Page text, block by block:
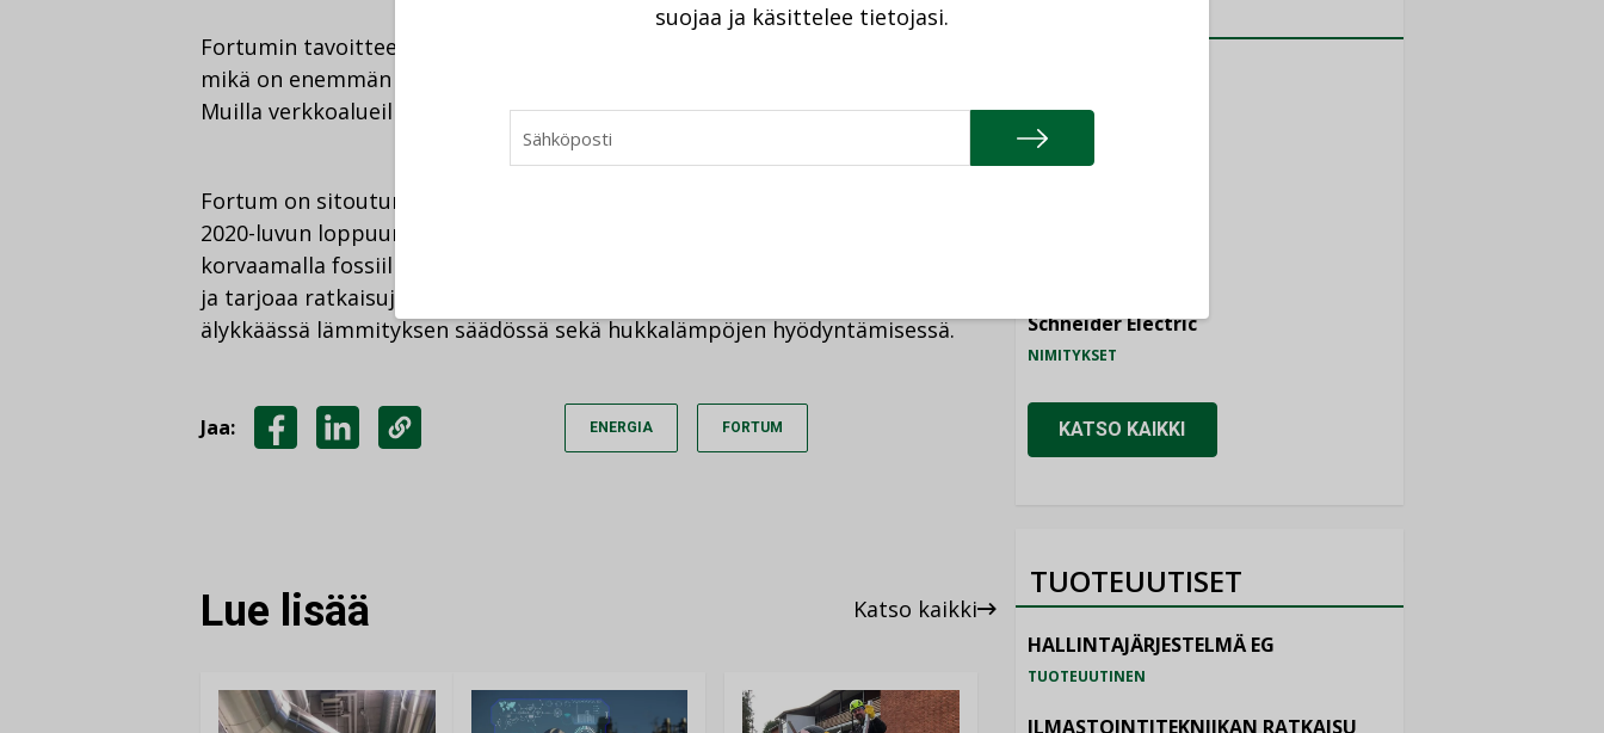
Fortumin tavoitteena on nostaa se vuoteen 2022 mennessä yli 30 prosentin,
mikä on enemmän kuin Joensuun kaupungin kaukolämmön vuosikulutus.
Muilla verkkoalueilla hukkalämpöä ei hyödynnetä vielä yhtä paljon.
Fortum on sitoutunut tuottamaan kaiken kaukolämpönsä hiilineutraalisti
2020-luvun loppuun mennessä. Tätä tavoitetta ei saavuteta yksistään
korvaamalla fossiilisia polttoaineita biopolttoaineilla, vaan Fortum kehittää
ja tarjoaa ratkaisuja energiatehokkuuden ja kulutusjouston lisäämisessä,
älykkäässä lämmityksen säädössä sekä hukkalämpöjen hyödyntämisessä.
Jaa: ENERGIA FORTUM
Lue lisää Katso kaikki
NIMITYKSET
Schneider Electric
NIMITYKSET
KATSO KAIKKI
TUOTEUUTISET
HALLINTAJÄRJESTELMÄ EG
TUOTEUUTINEN
ILMASTOINTITEKNIIKAN RATKAISU
suojaa ja käsittelee tietojasi.